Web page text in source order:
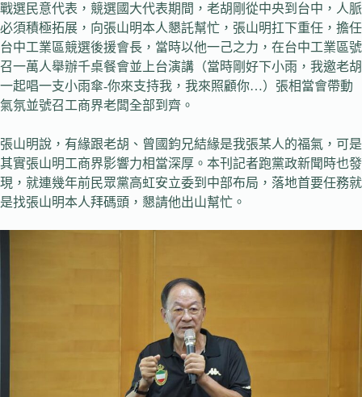
戰選民意代表，競選國大代表期間，老胡剛從中央到台中，人脈
必須積極拓展，向張山明本人懇託幫忙，張山明扛下重任，擔任
台中工業區競選後援會長，當時以他一己之力，在台中工業區號
召一萬人舉辦千桌餐會並上台演講（當時剛好下小雨，我邀老胡
一起唱一支小雨傘-你來支持我，我來照顧你…）張相當會帶動
氣氛並號召工商界老闆全部到齊。
張山明說，有緣跟老胡、曾國鈞兄結緣是我張某人的福氣，可是
其實張山明工商界影響力相當深厚。本刊記者跑黨政新聞時也發
現，就連幾年前民眾黨高虹安立委到中部布局，落地首要任務就
是找張山明本人拜碼頭，懇請他出山幫忙。